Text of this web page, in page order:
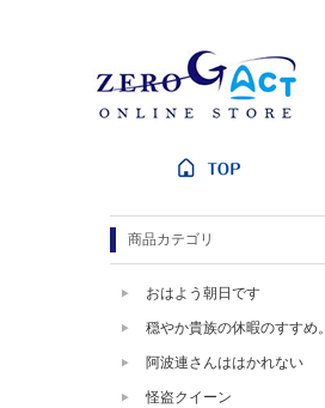
商品カテゴリ
おはよう朝日です
穏やか貴族の休暇のすすめ。
阿波連さんははかれない
怪盗クイーン